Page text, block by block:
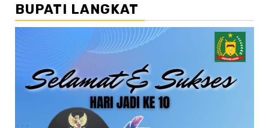
BUPATI LANGKAT